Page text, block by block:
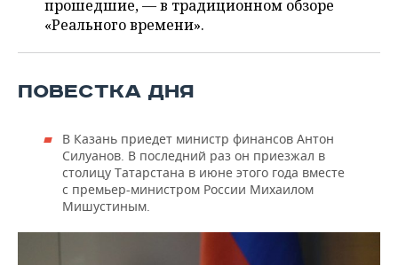
прошедшие, — в традиционном обзоре
«Реального времени».
ПОВЕСТКА ДНЯ
В Казань приедет министр финансов Антон
Силуанов. В последний раз он приезжал в
столицу Татарстана в июне этого года вместе
с премьер-министром России Михаилом
Мишустиным.